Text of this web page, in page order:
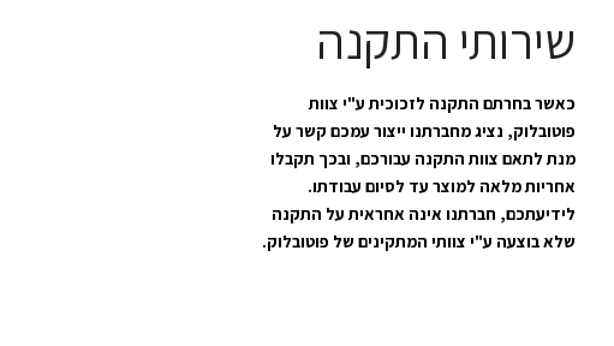
שירותי התקנה
כאשר בחרתם התקנה לזכוכית ע"י צוות
פוטובלוק, נציג מחברתנו ייצור עמכם קשר על
מנת לתאם צוות התקנה עבורכם, ובכך תקבלו
אחריות מלאה למוצר עד לסיום עבודתו.
לידיעתכם, חברתנו אינה אחראית על התקנה
שלא בוצעה ע"י צוותי המתקינים של פוטובלוק.